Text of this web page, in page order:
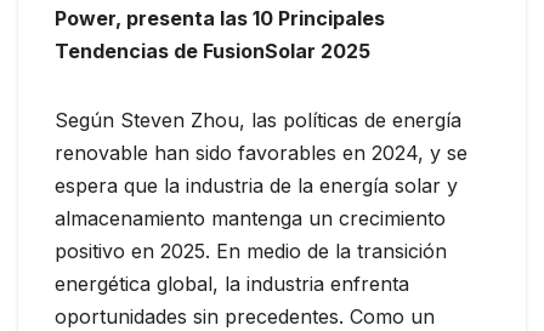
Power, presenta las 10 Principales
Tendencias de FusionSolar 2025
Según Steven Zhou, las políticas de energía
renovable han sido favorables en 2024, y se
espera que la industria de la energía solar y
almacenamiento mantenga un crecimiento
positivo en 2025. En medio de la transición
energética global, la industria enfrenta
oportunidades sin precedentes. Como un